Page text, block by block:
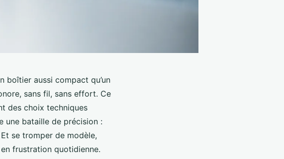
boîtier aussi compact qu’un
sans fil, sans effort. Ce
des choix techniques
une bataille de précision :
se tromper de modèle,
frustration quotidienne.